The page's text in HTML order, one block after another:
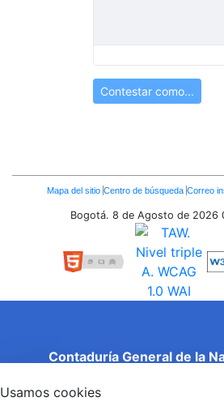
Contestar como...
Enlaces
Inferiores
Mapa del sitio Centro de búsqueda Correo
Bogotá. 8 de Agosto de 2026
Contaduría General de la
Entidad adscrita al Ministerio de
Usamos cookies